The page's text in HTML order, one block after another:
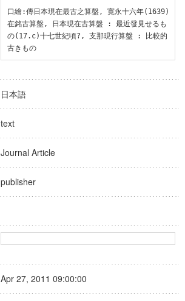
口繪:傳日本現在最古之算盤, 寛永十六年(1639)
在銘古算盤, 日本現在古算盤 : 最近發見せるも
の(17.c)十七世紀頃?, 支那現行算盤 : 比較的
古きもの
日本語
text
Journal Article
publisher
Apr 27, 2011 09:00:00